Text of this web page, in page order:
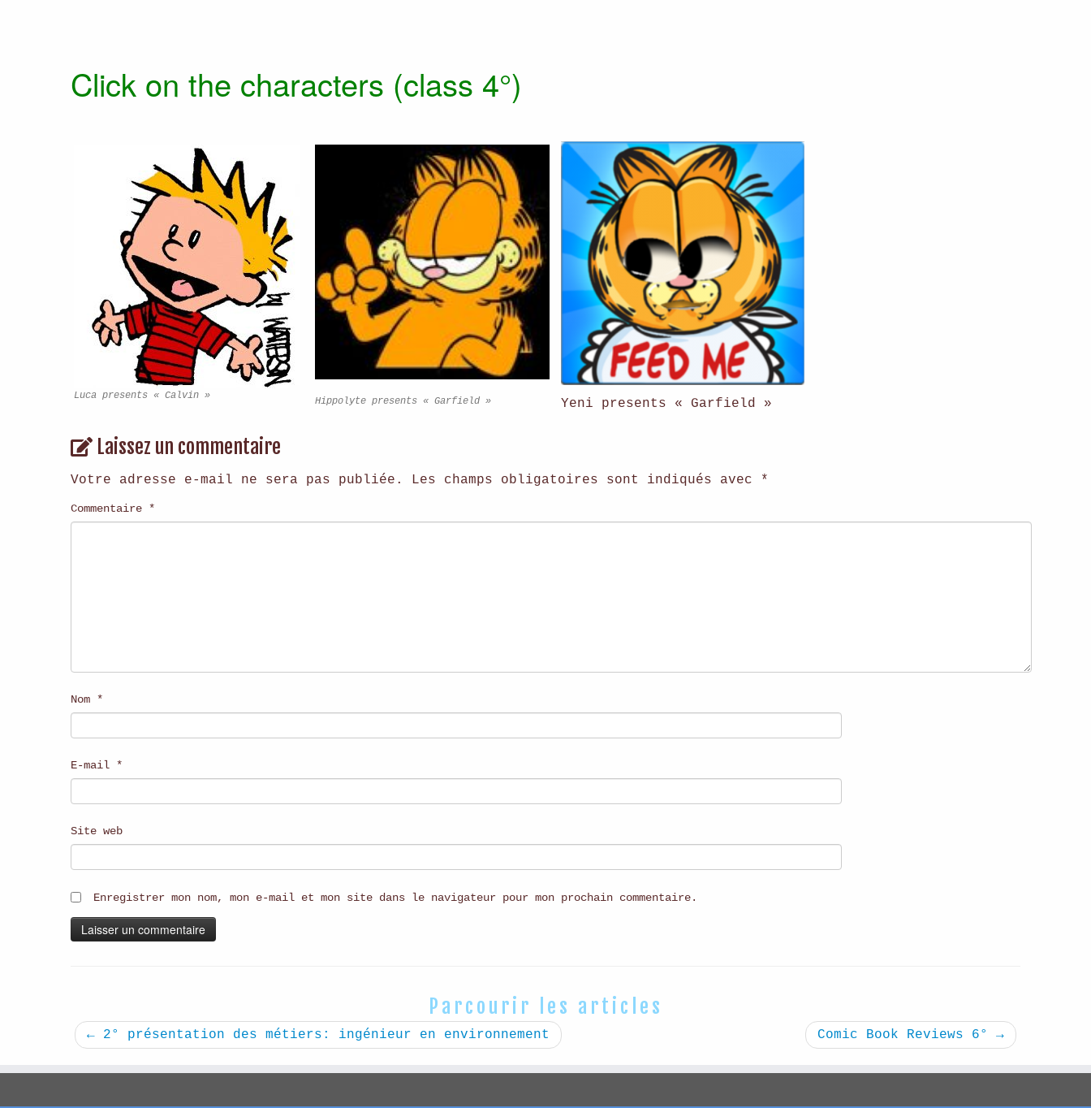
Click on the characters (class 4°)
Luca presents « Calvin » Hippolyte presents « Garfield » Yeni presents « Garfield »
Laissez un commentaire
Votre adresse e-mail ne sera pas publiée. Les champs obligatoires sont indiqués avec *
Commentaire *
Nom *
E-mail *
Site web
Enregistrer mon nom, mon e-mail et mon site dans le navigateur pour mon prochain commentaire.
Parcourir les articles
← 2° présentation des métiers: ingénieur en environnement Comic Book Reviews 6° →